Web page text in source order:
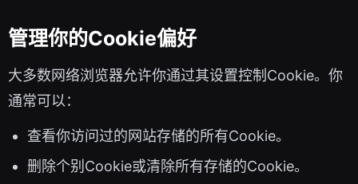
管理你的Cookie偏好
大多数网络浏览器允许你通过其设置控制Cookie。你
通常可以：
查看你访问过的网站存储的所有Cookie。
删除个别Cookie或清除所有存储的Cookie。